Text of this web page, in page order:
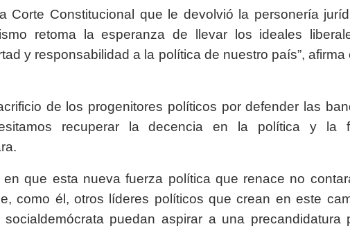
Corte Constitucional que le devolvió la personería
retoma la esperanza de llevar los ideales
y responsabilidad a la política de nuestro país”, afirma
de los progenitores políticos por defender las
recuperar la decencia en la política y la
que esta nueva fuerza política que renace no
como él, otros líderes políticos que crean en este
puedan aspirar a una precandidatura